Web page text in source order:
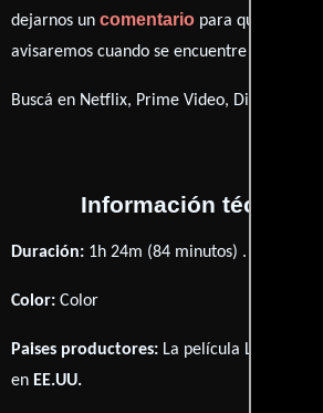
dejarnos un comentario para que le
avisaremos cuando se encuentre disponible
Buscá en Netflix, Prime Video, Disney+
Información técnica y
Duración: 1h 24m (84 minutos) .
Color: Color
Paises productores: La película Love at
en EE.UU.